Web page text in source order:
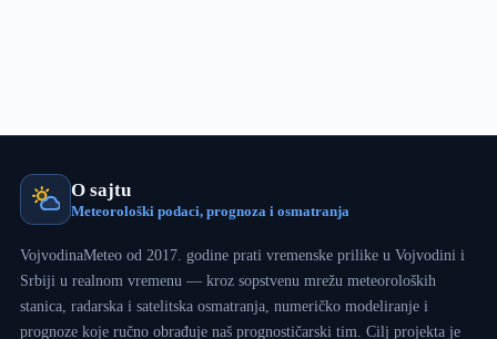
O sajtu
Meteorološki podaci, prognoza i osmatranja
VojvodinaMeteo od 2017. godine prati vremenske prilike u Vojvodini i
Srbiji u realnom vremenu — kroz sopstvenu mrežu meteoroloških
stanica, radarska i satelitska osmatranja, numeričko modeliranje i
prognoze koje ručno obrađuje naš prognostičarski tim. Cilj projekta je